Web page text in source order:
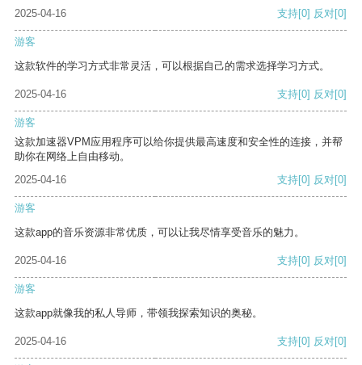
2025-04-16
支持[0] 反对[0]
游客
这款软件的学习方式非常灵活，可以根据自己的需求选择学习方式。
2025-04-16 支持[0] 反对[0]
游客
这款加速器VPM应用程序可以给你提供最高速度和安全性的连接，并帮
助你在网络上自由移动。
2025-04-16
支持[0] 反对[0]
游客
这款app的音乐资源非常优质，可以让我尽情享受音乐的魅力。
2025-04-16 支持[0] 反对[0]
游客
这款app就像我的私人导师，带领我探索知识的奥秘。
2025-04-16 支持[0] 反对[0]